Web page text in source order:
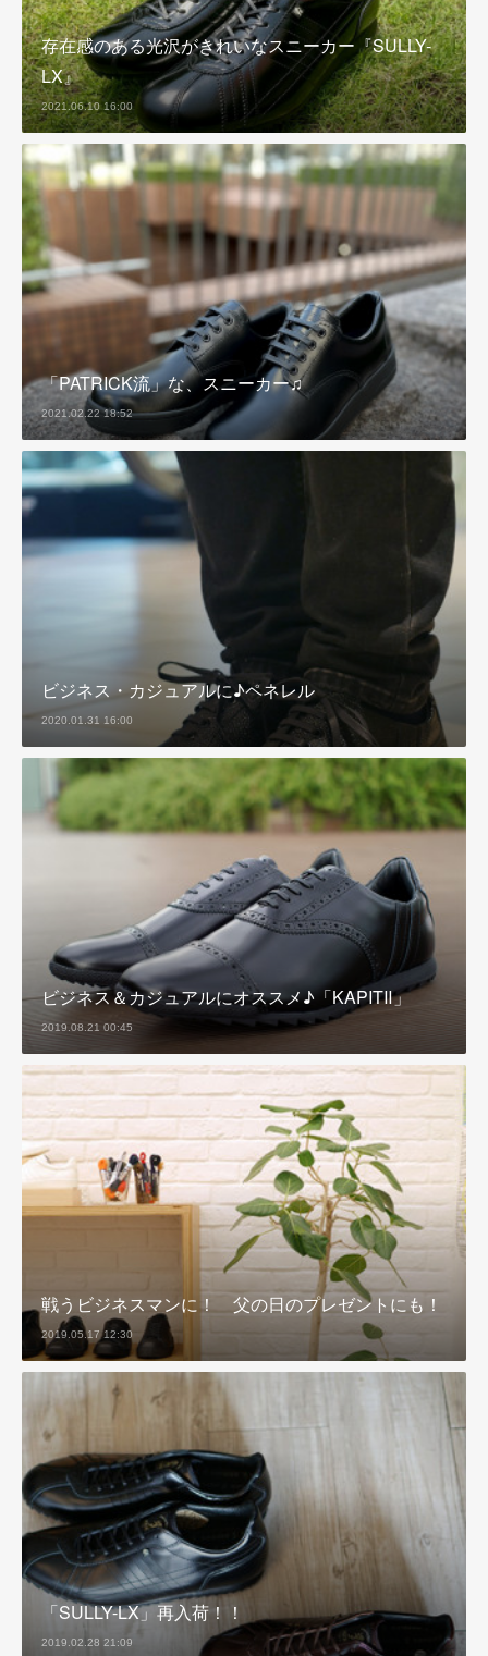
存在感のある光沢がきれいなスニーカー『SULLY-
LX』
2021.06.10 16:00
「PATRICK流」な、スニーカー♫
2021.02.22 18:52
ビジネス・カジュアルに♪ペネレル
2020.01.31 16:00
ビジネス＆カジュアルにオススメ♪「KAPITⅡ」
2019.08.21 00:45
戦うビジネスマンに！ 父の日のプレゼントにも！
2019.05.17 12:30
「SULLY-LX」再入荷！！
2019.02.28 21:09